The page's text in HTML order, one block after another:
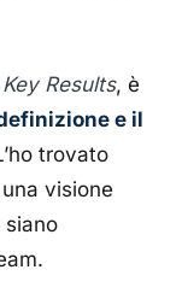
Results, è
e il
trovato
visione
siano